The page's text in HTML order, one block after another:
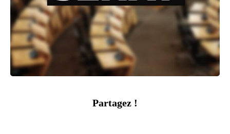
Partagez !